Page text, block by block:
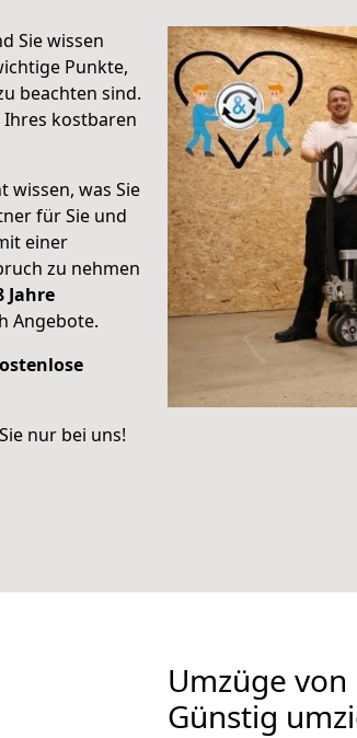
Sie wissen
Punkte,
beachten sind.
kostbaren
wissen, was Sie
für Sie und
einer
zu nehmen
Jahre
Angebote.
nur bei uns!
Umzüge
Günstig